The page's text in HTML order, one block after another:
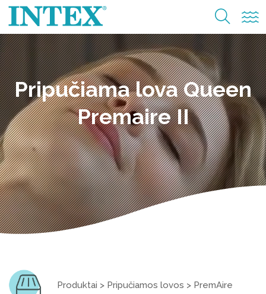
Pripučiama lova Queen
Premaire II
Produktai > Pripučiamos lovos > PremAire